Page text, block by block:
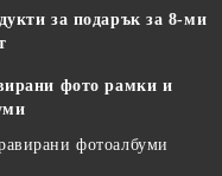
за подарък за 8-ми
фото рамки и
фотоалбуми